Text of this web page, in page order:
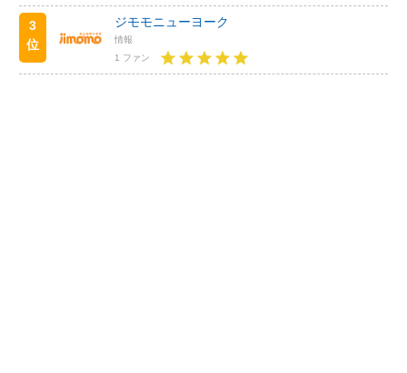
3
位
ジモモニューヨーク
情報
1 ファン